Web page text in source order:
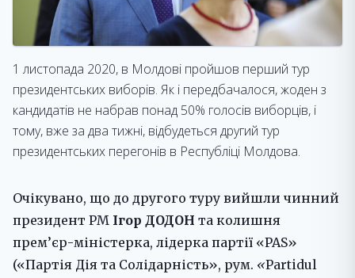
1 листопада 2020, в Молдові пройшов перший тур
президентських виборів. Як і передбачалося, жоден з
кандидатів не набрав понад 50% голосів виборців, і
тому, вже за два тижні, відбудеться другий тур
президентських перегонів в Республіці Молдова.
Очікувано, що до другого туру вийшли чинний
президент РМ Ігор ДОДОН та колишня
прем’єр-міністерка, лідерка партії «PAS»
(«Партія Дія та Солідарність», рум. «Partidul